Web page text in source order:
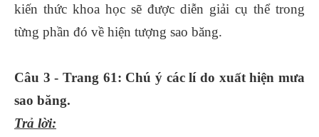
kiến thức khoa học sẽ được diễn giải cụ thể trong
từng phần đó về hiện tượng sao băng.
Câu 3 - Trang 61: Chú ý các lí do xuất hiện mưa
sao băng.
Trả lời: